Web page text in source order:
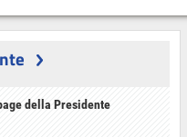
della Presidente